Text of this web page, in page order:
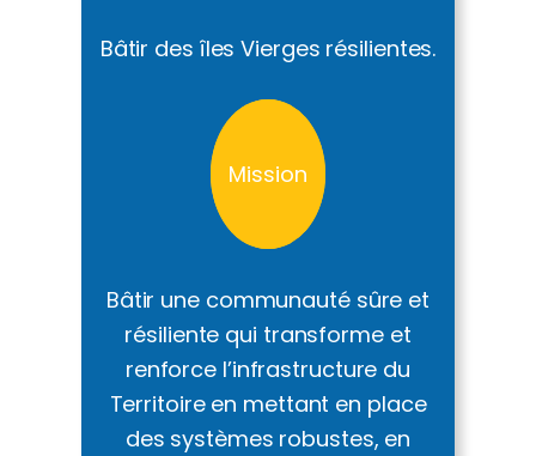
Bâtir des îles Vierges résilientes.
Mission
Bâtir une communauté sûre et
résiliente qui transforme et
renforce l’infrastructure du
Territoire en mettant en place
des systèmes robustes, en